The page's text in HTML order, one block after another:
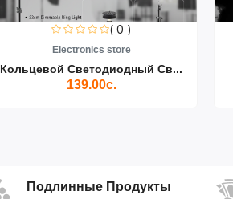
( 0 )
Electronics store
Кольцевой Светодиодный Св...
139.00с.
Подлинные Продукты